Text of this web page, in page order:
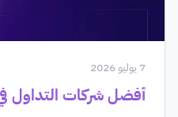
7 يوليو 2026
أفضل شركات التداول في